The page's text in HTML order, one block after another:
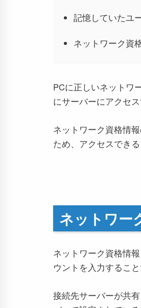
記憶していたユ
ネットワーク資
PCに正しいネットワ
にサーバーにアクセ
ネットワーク資格情
ため、アクセスでき
ネットワー
ネットワーク資格情
ウントを入力するこ
接続先サーバーが共